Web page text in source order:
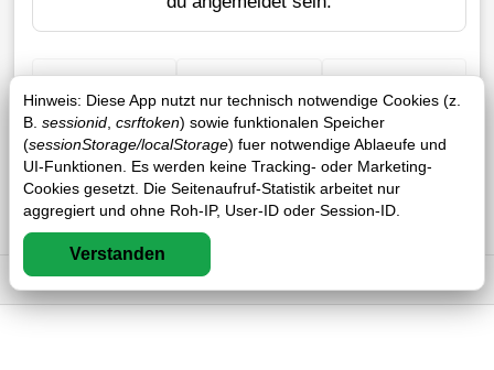
Hinweis: Diese App nutzt nur technisch notwendige Cookies (z.
B. sessionid csrftoken) sowie funktionalen Speicher
(sessionStorage/localStorage) fuer notwendige Ablaeufe und
UI-Funktionen. Es werden keine Tracking- oder Marketing-
Cookies gesetzt. Die Seitenaufruf-Statistik arbeitet nur
aggregiert und ohne Roh-IP, User-ID oder Session-ID.
Verstanden
+ Einkauf Verlustrechner Sticker erstellen
Impressum